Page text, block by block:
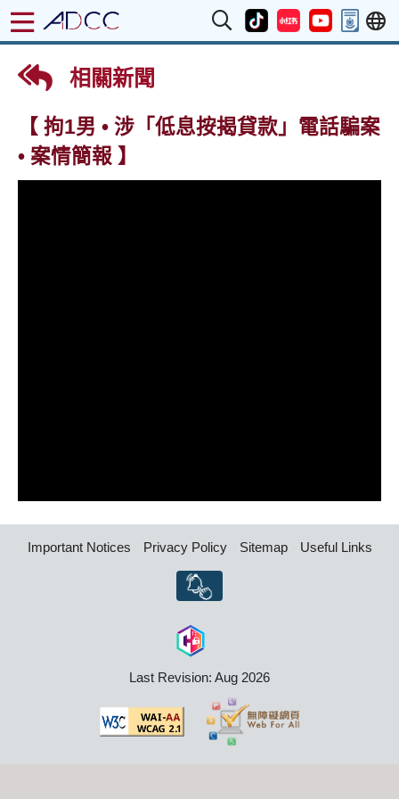
相關新聞
【 拘1男 • 涉「低息按揭貸款」電話騙案
• 案情簡報 】
Important Notices Privacy Policy Sitemap Useful Links
Last Revision: Aug 2026